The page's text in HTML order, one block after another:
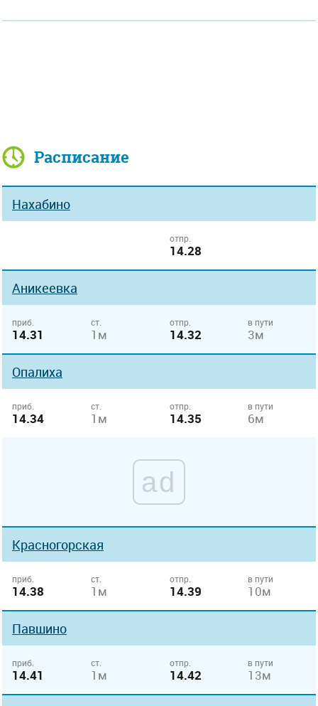
Расписание
Нахабино
отпр.
14.28
Аникеевка
приб.
14.31
ст.
1м
отпр.
14.32
в пути
3м
Опалиха
приб.
14.34
ст.
1м
отпр.
14.35
в пути
6м
ad
Красногорская
приб.
14.38
ст.
1м
отпр.
14.39
в пути
10м
Павшино
приб.
14.41
ст.
1м
отпр.
14.42
в пути
13м